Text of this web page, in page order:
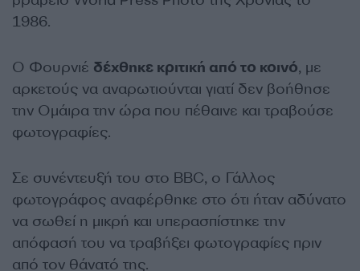
1986.
Ο Φουρνιέ δέχθηκε κριτική από το κοινό, με
αρκετούς να αναρωτιούνται γιατί δεν βοήθησε
την Ομάιρα την ώρα που πέθαινε και τραβούσε
φωτογραφίες.
Σε συνέντευξή του στο BBC, ο Γάλλος
φωτογράφος αναφέρθηκε στο ότι ήταν αδύνατο
να σωθεί η μικρή και υπερασπίστηκε την
απόφασή του να τραβήξει φωτογραφίες πριν
από τον θάνατό της.